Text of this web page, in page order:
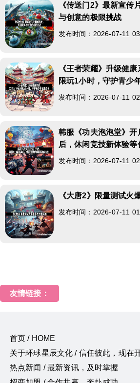
《传送门2》最新宣传
与创意的极限挑战
发布时间：2026-07-11
《王者荣耀》升级健
限玩1小时，守护青少
发布时间：2026-07-11
韩服《功夫泡泡堂》
后，休闲竞技新体验等
发布时间：2026-07-11
《大唐2》限量测试火
发布时间：2026-07-11
友情链接：
首页 / HOME
关于环球星辰文化 / 信任彼此，现在
热点新闻 / 最新资讯，及时掌握